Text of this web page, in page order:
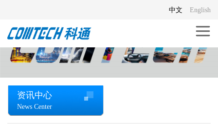
English
中文
资讯中心
News Center